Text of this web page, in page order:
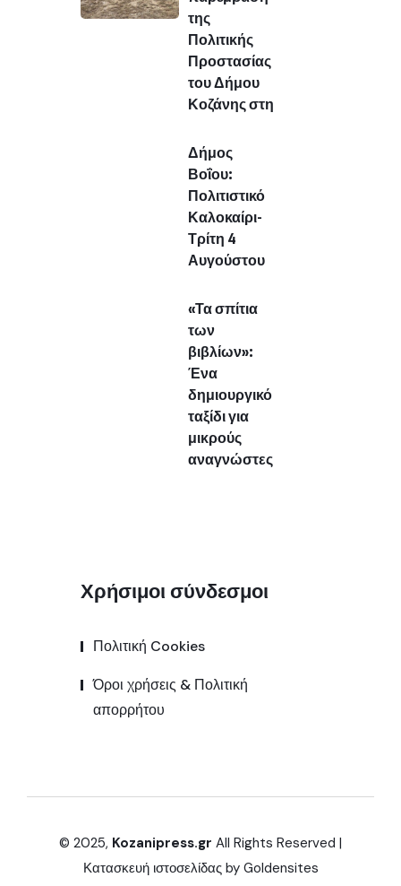
της
Πολιτικής
Προστασίας
του Δήμου
Κοζάνης στη
Δήμος
Βοΐου:
Πολιτιστικό
Καλοκαίρι-
Τρίτη 4
Αυγούστου
«Τα σπίτια
των
βιβλίων»:
Ένα
δημιουργικό
ταξίδι για
μικρούς
αναγνώστες
Χρήσιμοι σύνδεσμοι
Πολιτική Cookies
Όροι χρήσεις & Πολιτική
απορρήτου
© 2025, Kozanipress.gr All Rights Reserved |
Κατασκευή ιστοσελίδας by Goldensites